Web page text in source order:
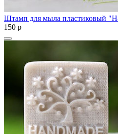
Штамп для мыла пластиковый
150 p